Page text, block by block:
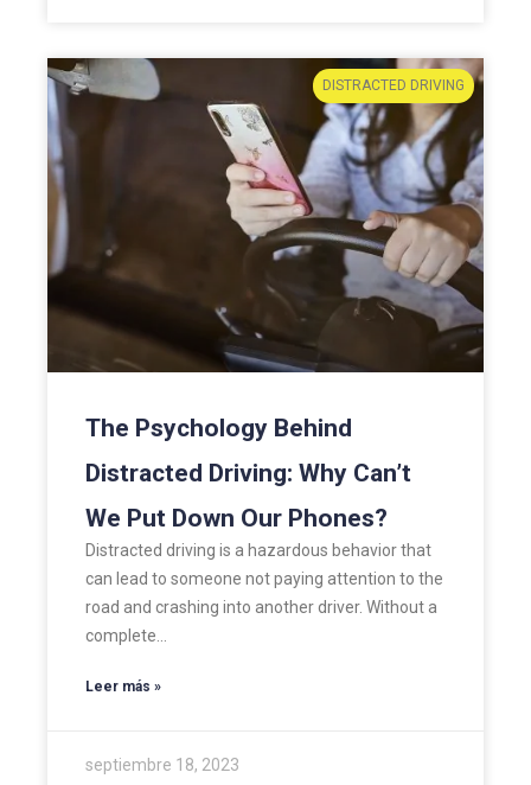
DISTRACTED DRIVING
The Psychology Behind
Distracted Driving: Why Can’t
We Put Down Our Phones?
Distracted driving is a hazardous behavior that
can lead to someone not paying attention to the
road and crashing into another driver. Without a
complete…
Leer más »
septiembre 18, 2023